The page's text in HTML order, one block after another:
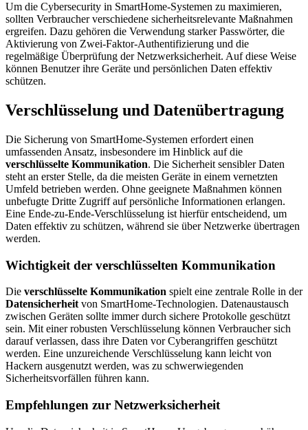
Um die Cybersecurity in SmartHome-Systemen zu maximieren,
sollten Verbraucher verschiedene sicherheitsrelevante Maßnahmen
ergreifen. Dazu gehören die Verwendung starker Passwörter, die
Aktivierung von Zwei-Faktor-Authentifizierung und die
regelmäßige Überprüfung der Netzwerksicherheit. Auf diese Weise
können Benutzer ihre Geräte und persönlichen Daten effektiv
schützen.
Verschlüsselung und Datenübertragung
Die Sicherung von SmartHome-Systemen erfordert einen
umfassenden Ansatz, insbesondere im Hinblick auf die
verschlüsselte Kommunikation. Die Sicherheit sensibler Daten
steht an erster Stelle, da die meisten Geräte in einem vernetzten
Umfeld betrieben werden. Ohne geeignete Maßnahmen können
unbefugte Dritte Zugriff auf persönliche Informationen erlangen.
Eine Ende-zu-Ende-Verschlüsselung ist hierfür entscheidend, um
Daten effektiv zu schützen, während sie über Netzwerke übertragen
werden.
Wichtigkeit der verschlüsselten Kommunikation
Die verschlüsselte Kommunikation spielt eine zentrale Rolle in der
Datensicherheit von SmartHome-Technologien. Datenaustausch
zwischen Geräten sollte immer durch sichere Protokolle geschützt
sein. Mit einer robusten Verschlüsselung können Verbraucher sich
darauf verlassen, dass ihre Daten vor Cyberangriffen geschützt
werden. Eine unzureichende Verschlüsselung kann leicht von
Hackern ausgenutzt werden, was zu schwerwiegenden
Sicherheitsvorfällen führen kann.
Empfehlungen zur Netzwerksicherheit